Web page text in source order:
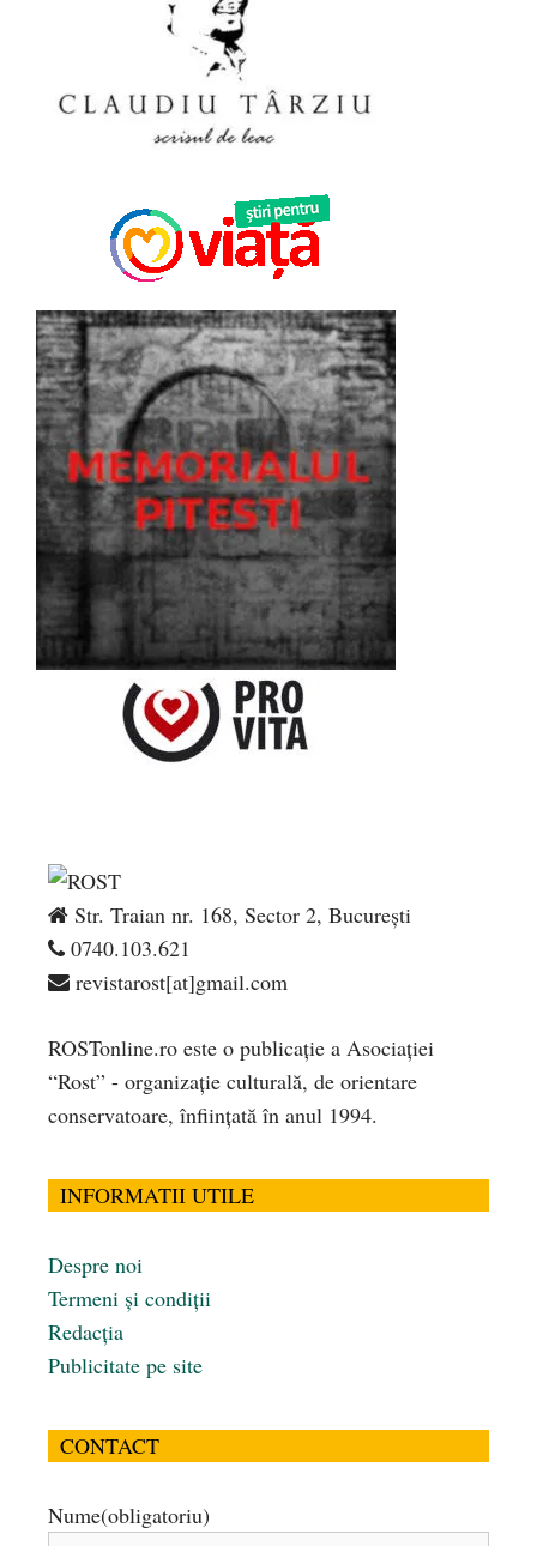
Str. Traian nr. 168, Sector 2, București
0740.103.621
revistarost[at]gmail.com
ROSTonline.ro este o publicaţie a Asociaţiei
“Rost” - organizaţie culturală, de orientare
conservatoare, înfiinţată în anul 1994.
INFORMATII UTILE
Despre noi
Termeni și condiții
Redacția
Publicitate pe site
CONTACT
Nume(obligatoriu)